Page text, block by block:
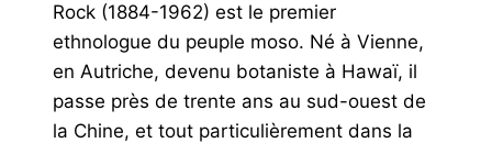
Rock (1884-1962) est le premier
ethnologue du peuple moso. Né à Vienne,
en Autriche, devenu botaniste à Hawaï, il
passe près de trente ans au sud-ouest de
la Chine, et tout particulièrement dans la